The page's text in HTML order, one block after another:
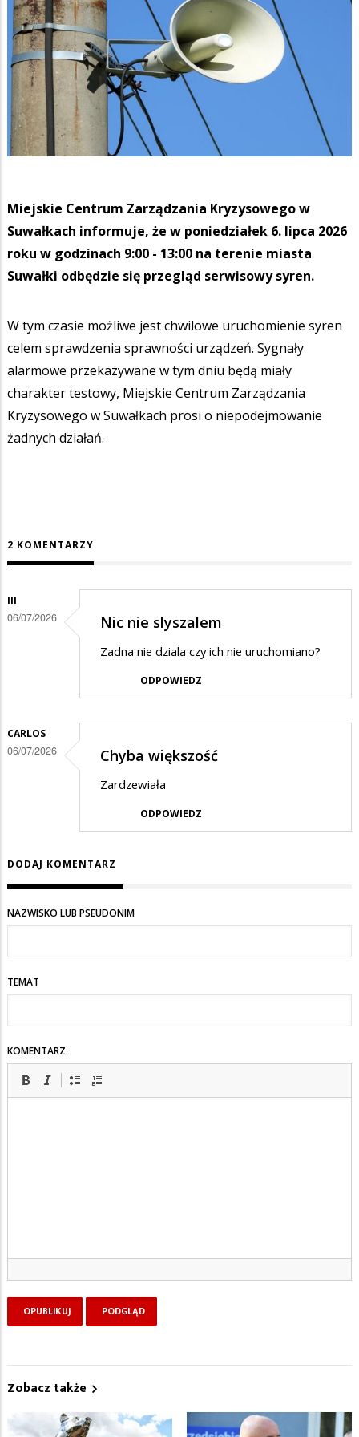
Miejskie Centrum Zarządzania Kryzysowego w
Suwałkach informuje, że w poniedziałek 6. lipca 2026
roku w godzinach 9:00 - 13:00 na terenie miasta
Suwałki odbędzie się przegląd serwisowy syren.
W tym czasie możliwe jest chwilowe uruchomienie syren
celem sprawdzenia sprawności urządzeń. Sygnały
alarmowe przekazywane w tym dniu będą miały
charakter testowy, Miejskie Centrum Zarządzania
Kryzysowego w Suwałkach prosi o niepodejmowanie
żadnych działań.
2 KOMENTARZY
III
06/07/2026 Nic nie slyszalem
Zadna nie dziala czy ich nie uruchomiano?
ODPOWIEDZ
CARLOS
06/07/2026 Chyba większość
Zardzewiała
ODPOWIEDZ
DODAJ KOMENTARZ
NAZWISKO LUB PSEUDONIM
TEMAT
KOMENTARZ
Zobacz także